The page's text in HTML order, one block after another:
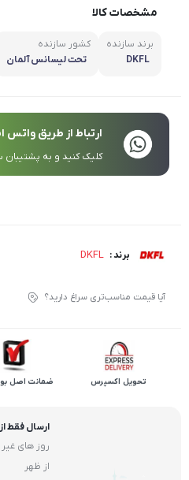
مشخصات کالا
برند سازنده
DKFL
کشور سازنده
تحت لیسانس آلمان
ارتباط از طریق واتس
کلیک کنید و به
برند : DKFL
آیا قیمت مناسب‌تری سراغ دارید؟
تحویل اکسپرس ضمانت اصل
ارسال فقط
از ظهر